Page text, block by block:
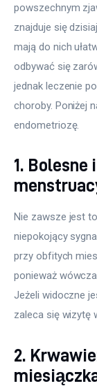
powszechnym
znajduje się
mają do nich
odbywać się
jednak leczenie
choroby. Poniżej
endometriozę.
1.
Nie zawsze jest
niepokojący
przy obfitych
ponieważ
Jeżeli widoczne
zaleca się wizytę
2.